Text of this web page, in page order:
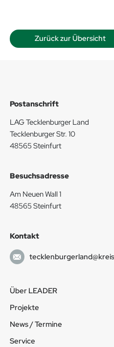
Zurück zur Übersicht
Postanschrift
LAG Tecklenburger Land
Tecklenburger Str. 10
48565 Steinfurt
Besuchsadresse
Am Neuen Wall 1
48565 Steinfurt
Kontakt
Über LEADER
Projekte
News / Termine
Service